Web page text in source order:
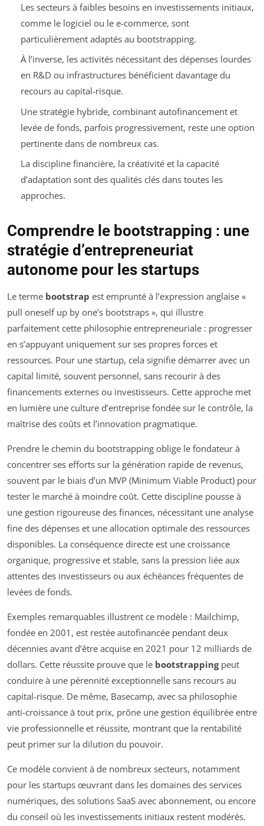
Les secteurs à faibles besoins en investissements initiaux,
comme le logiciel ou le e-commerce, sont
particulièrement adaptés au bootstrapping.
À l’inverse, les activités nécessitant des dépenses lourdes
en R&D ou infrastructures bénéficient davantage du
recours au capital-risque.
Une stratégie hybride, combinant autofinancement et
levée de fonds, parfois progressivement, reste une option
pertinente dans de nombreux cas.
La discipline financière, la créativité et la capacité
d’adaptation sont des qualités clés dans toutes les
approches.
Comprendre le bootstrapping : une
stratégie d’entrepreneuriat
autonome pour les startups
Le terme bootstrap est emprunté à l’expression anglaise «
pull oneself up by one’s bootstraps », qui illustre
parfaitement cette philosophie entrepreneuriale : progresser
en s’appuyant uniquement sur ses propres forces et
ressources. Pour une startup, cela signifie démarrer avec un
capital limité, souvent personnel, sans recourir à des
financements externes ou investisseurs. Cette approche met
en lumière une culture d’entreprise fondée sur le contrôle, la
maîtrise des coûts et l’innovation pragmatique.
Prendre le chemin du bootstrapping oblige le fondateur à
concentrer ses efforts sur la génération rapide de revenus,
souvent par le biais d’un MVP (Minimum Viable Product) pour
tester le marché à moindre coût. Cette discipline pousse à
une gestion rigoureuse des finances, nécessitant une analyse
fine des dépenses et une allocation optimale des ressources
disponibles. La conséquence directe est une croissance
organique, progressive et stable, sans la pression liée aux
attentes des investisseurs ou aux échéances fréquentes de
levées de fonds.
Exemples remarquables illustrent ce modèle : Mailchimp,
fondée en 2001, est restée autofinancée pendant deux
décennies avant d’être acquise en 2021 pour 12 milliards de
dollars. Cette réussite prouve que le bootstrappingpeut
conduire à une pérennité exceptionnelle sans recours au
capital-risque. De même, Basecamp, avec sa philosophie
anti-croissance à tout prix, prône une gestion équilibrée entre
vie professionnelle et réussite, montrant que la rentabilité
peut primer sur la dilution du pouvoir.
Ce modèle convient à de nombreux secteurs, notamment
pour les startups œuvrant dans les domaines des services
numériques, des solutions SaaS avec abonnement, ou encore
du conseil où les investissements initiaux restent modérés.